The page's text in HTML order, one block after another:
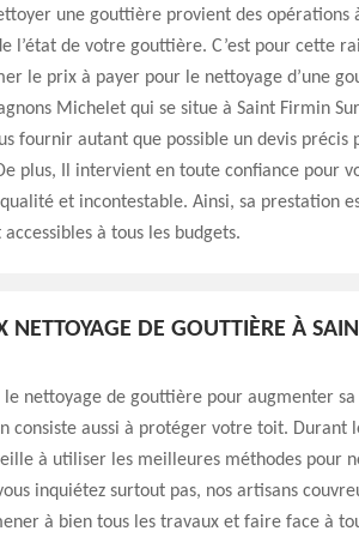
une gouttière provient des opérations
l’état de votre gouttière. C’est pour cette
le prix à payer pour le nettoyage d’une
Michelet qui se situe à Saint Firmin
fournir autant que possible un devis précis
plus, Il intervient en toute confiance pour
et incontestable. Ainsi, sa prestation
à tous les budgets.
NETTOYAGE DE GOUTTIÈRE À
le nettoyage de gouttière pour augmenter
consiste aussi à protéger votre toit. Durant
à utiliser les meilleures méthodes pour
inquiétez surtout pas, nos artisans
à bien tous les travaux et faire face à